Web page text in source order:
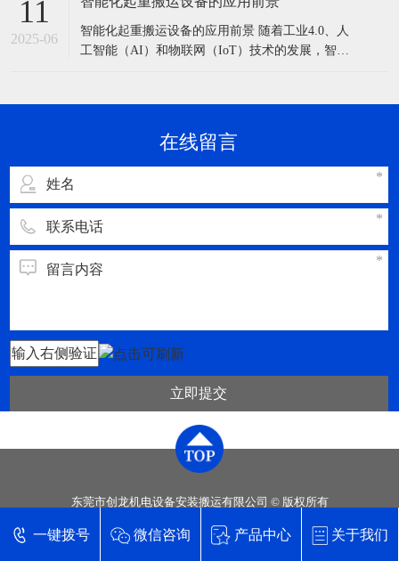
降低自重，提高负载比（如库卡LBR iiwa）。 驱
动
11
2025-06
智能化起重搬运设备的应用前景 随着工业4.0、人
工智能（AI）和物联网（IoT）技术的发展，智能
方向和发展前景： 1. 核心技术驱动智能化发展
制、自动路径规划（如
在线留言
立即提交
东莞市创龙机电设备安装搬运有限公司 © 版权所有
技术支持【东莞网站建设】
一键拨号 微信咨询 产品中心 关于我们